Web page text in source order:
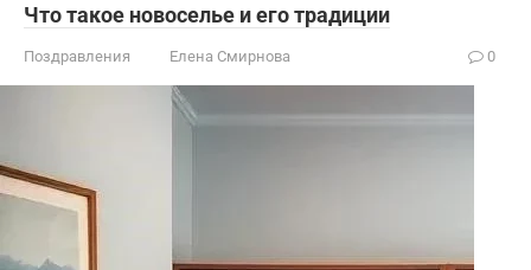
Что такое новоселье и его традиции
Поздравления Елена Смирнова 0